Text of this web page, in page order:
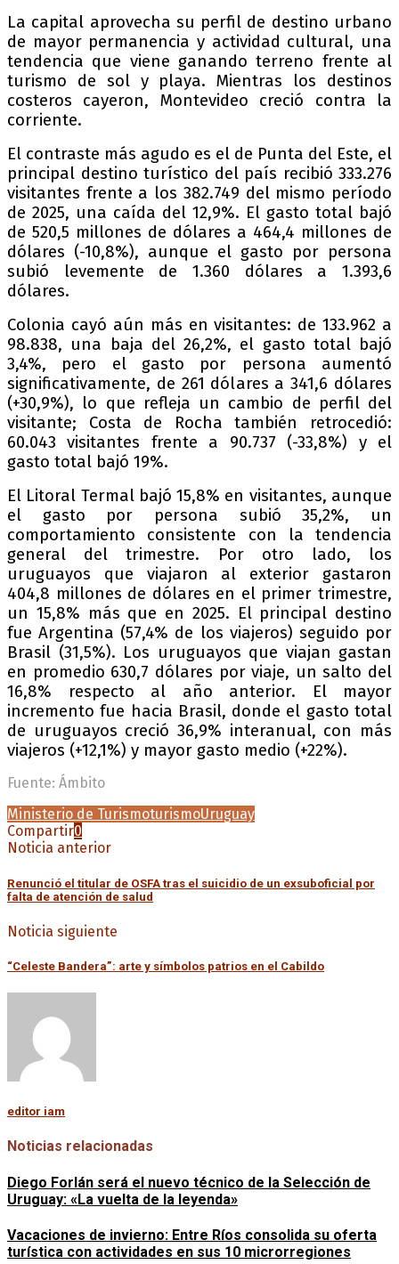
La capital aprovecha su perfil de destino urbano
de mayor permanencia y actividad cultural, una
tendencia que viene ganando terreno frente al
turismo de sol y playa. Mientras los destinos
costeros cayeron, Montevideo creció contra la
corriente.
El contraste más agudo es el de Punta del Este, el
principal destino turístico del país recibió 333.276
visitantes frente a los 382.749 del mismo período
de 2025, una caída del 12,9%. El gasto total bajó
de 520,5 millones de dólares a 464,4 millones de
dólares (-10,8%), aunque el gasto por persona
subió levemente de 1.360 dólares a 1.393,6
dólares.
Colonia cayó aún más en visitantes: de 133.962 a
98.838, una baja del 26,2%, el gasto total bajó
3,4%, pero el gasto por persona aumentó
significativamente, de 261 dólares a 341,6 dólares
(+30,9%), lo que refleja un cambio de perfil del
visitante; Costa de Rocha también retrocedió:
60.043 visitantes frente a 90.737 (-33,8%) y el
gasto total bajó 19%.
El Litoral Termal bajó 15,8% en visitantes, aunque
el gasto por persona subió 35,2%, un
comportamiento consistente con la tendencia
general del trimestre. Por otro lado, los
uruguayos que viajaron al exterior gastaron
404,8 millones de dólares en el primer trimestre,
un 15,8% más que en 2025. El principal destino
fue Argentina (57,4% de los viajeros) seguido por
Brasil (31,5%). Los uruguayos que viajan gastan
en promedio 630,7 dólares por viaje, un salto del
16,8% respecto al año anterior. El mayor
incremento fue hacia Brasil, donde el gasto total
de uruguayos creció 36,9% interanual, con más
viajeros (+12,1%) y mayor gasto medio (+22%).
Fuente: Ámbito
Ministerio de TurismoturismoUruguay
Compartir0
Noticia anterior
Renunció el titular de OSFA tras el suicidio de un exsuboficial por
falta de atención de salud
Noticia siguiente
“Celeste Bandera”: arte y símbolos patrios en el Cabildo
editor iam
Noticias relacionadas
Diego Forlán será el nuevo técnico de la Selección de
Uruguay: «La vuelta de la leyenda»
Vacaciones de invierno: Entre Ríos consolida su oferta
turística con actividades en sus 10 microrregiones